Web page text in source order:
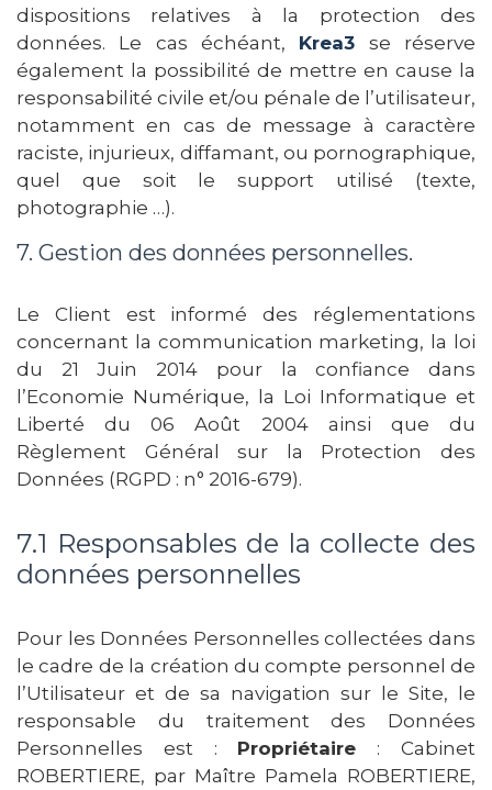
dispositions relatives à la protection des
données. Le cas échéant, Krea3 se réserve
également la possibilité de mettre en cause la
responsabilité civile et/ou pénale de l’utilisateur,
notamment en cas de message à caractère
raciste, injurieux, diffamant, ou pornographique,
quel que soit le support utilisé (texte,
photographie …).
7. Gestion des données personnelles.
Le Client est informé des réglementations
concernant la communication marketing, la loi
du 21 Juin 2014 pour la confiance dans
l’Economie Numérique, la Loi Informatique et
Liberté du 06 Août 2004 ainsi que du
Règlement Général sur la Protection des
Données (RGPD : n° 2016-679).
7.1 Responsables de la collecte des
données personnelles
Pour les Données Personnelles collectées dans
le cadre de la création du compte personnel de
l’Utilisateur et de sa navigation sur le Site, le
responsable du traitement des Données
Personnelles est : Propriétaire : Cabinet
ROBERTIERE, par Maître Pamela ROBERTIERE,